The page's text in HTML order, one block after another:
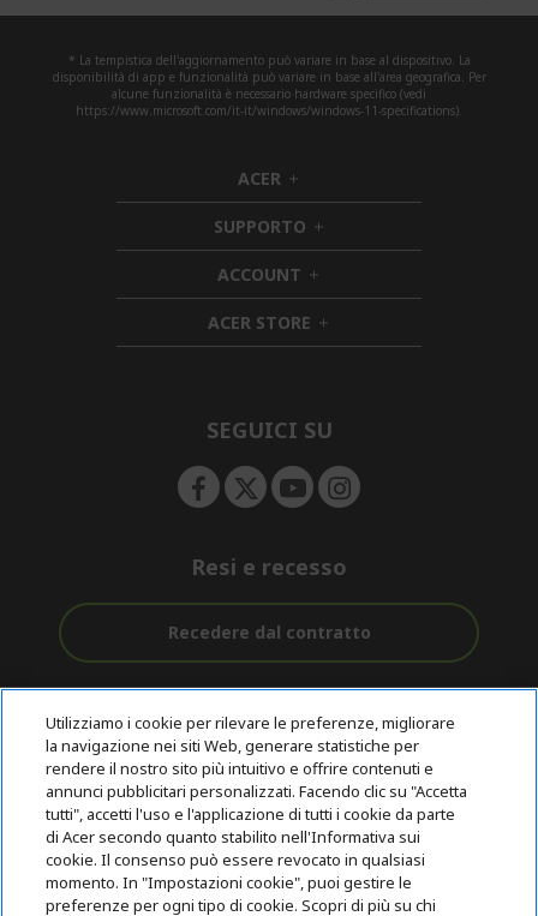
* La tempistica dell'aggiornamento può variare in base al dispositivo. La
disponibilità di app e funzionalità può variare in base all'area geografica. Per
alcune funzionalità è necessario hardware specifico (vedi
https://www.microsoft.com/it-it/windows/windows-11-specifications).
ACER h
i
d
d
e
n
SUPPORTO h
i
d
d
e
n
ACCOUNT h
i
d
d
ACER STORE h
i
e
SEGUICI SU
Resi e recesso
Recedere dal contratto
Gratuita
Assistenza
pre e post
acquisto
Con 0% Di
Tasso
D'interesse
© 2026 Acer Inc.
CPYou B.V. è il rivenditore autorizzato dei prodotti Acer venduti in
questo negozio online.
Utilizziamo i cookie per rilevare le preferenze, migliorare
la navigazione nei siti Web, generare statistiche per
rendere il nostro sito più intuitivo e offrire contenuti e
annunci pubblicitari personalizzati. Facendo clic su "Accetta
tutti", accetti l'uso e l'applicazione di tutti i cookie da parte
di Acer secondo quanto stabilito nell'Informativa sui
cookie. Il consenso può essere revocato in qualsiasi
momento. In "Impostazioni cookie", puoi gestire le
preferenze per ogni tipo di cookie. Scopri di più su chi